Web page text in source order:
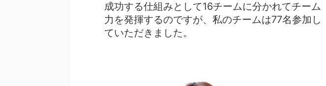
成功する仕組みとして16チームに分かれてチーム
力を発揮するのですが、私のチームは77名参加し
ていただきました。